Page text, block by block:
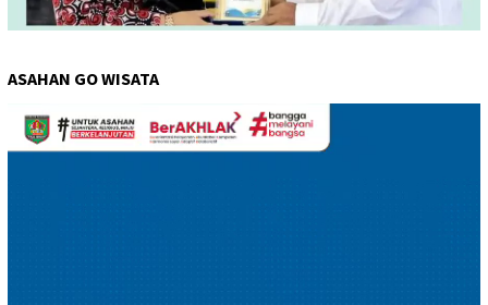
ASAHAN GO WISATA
Pemutar
Video